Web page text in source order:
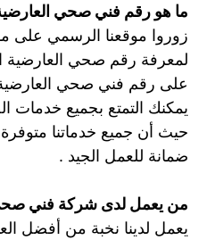
ما هو رقم فني صحي
زوروا موقعنا الرسمي على
لمعرفة رقم صحي العارضية
يمكنك التمتع بجميع خدمات
حيث أن جميع خدماتنا
ضمانة للعمل الجيد .
من يعمل لدى شركة فني صحي
يعمل لدينا نخبة من أفضل